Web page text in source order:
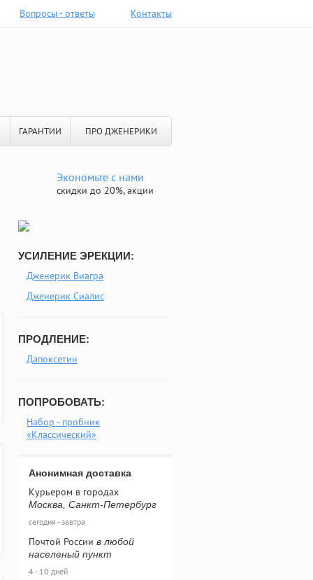
Вопросы - ответы Контакты
ГАРАНТИИ ПРО ДЖЕНЕРИКИ
Экономьте с нами
скидки до 20%, акции
УСИЛЕНИЕ ЭРЕКЦИИ:
Дженерик Виагра
Дженерик Сиалис
ПРОДЛЕНИЕ:
Дапоксетин
ПОПРОБОВАТЬ:
Набор - пробник
«Классический»
Анонимная доставка
Курьером в городах
Москва, Санкт-Петербург
сегодня - завтра
Почтой России в любой
населеный пункт
4 - 10 дней